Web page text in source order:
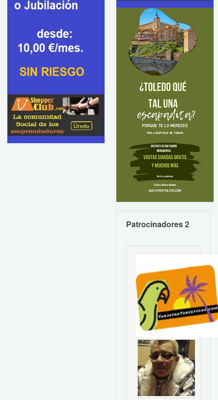
Patrocinadores 2